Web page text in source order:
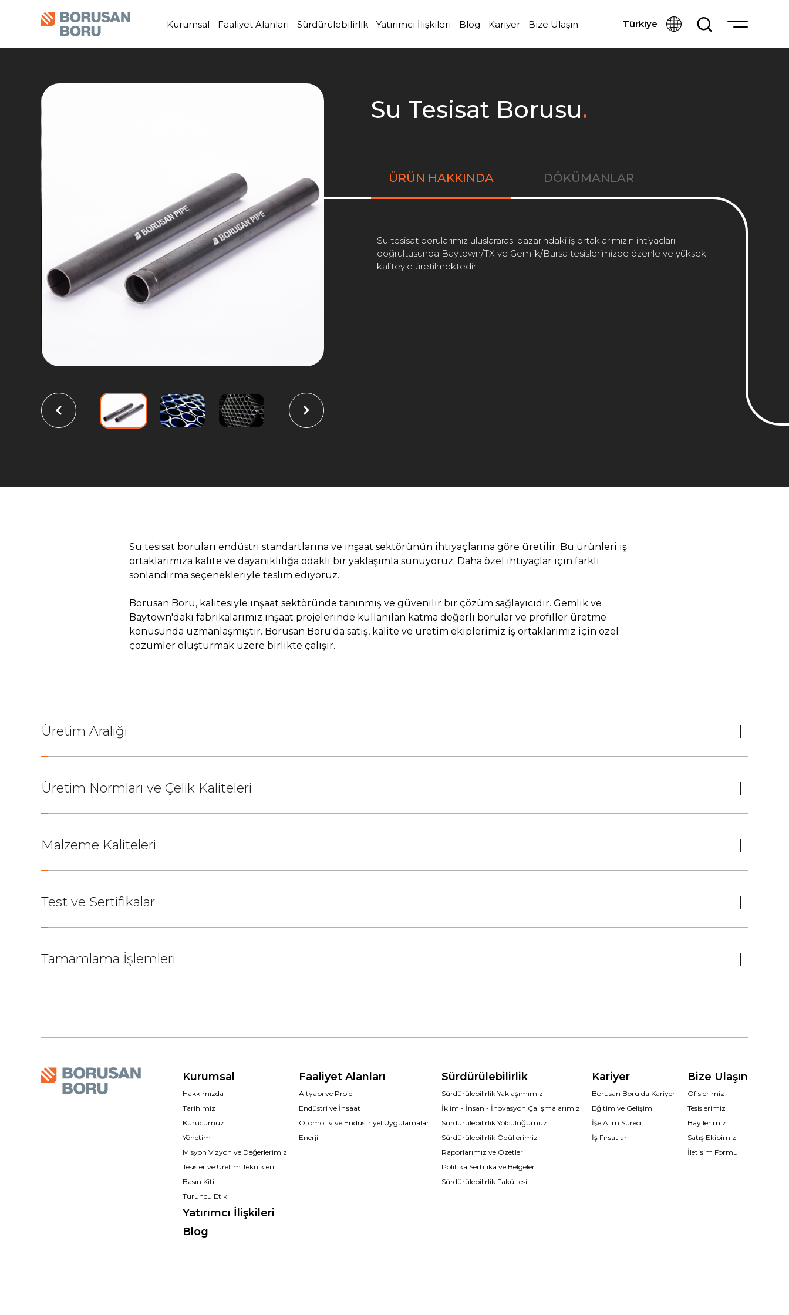
Kurumsal Faaliyet Alanları Sürdürülebilirlik Yatırımcı İlişkileri Blog Kariyer Bize Ulaşın Türkiye
Su Tesisat Borusu.
ÜRÜN HAKKINDA DÖKÜMANLAR
Su tesisat borularımız uluslararası pazarındaki iş ortaklarımızın ihtiyaçları
doğrultusunda Baytown/TX ve Gemlik/Bursa tesislerimizde özenle ve yüksek
kaliteyle üretilmektedir.
Su tesisat boruları endüstri standartlarına ve inşaat sektörünün ihtiyaçlarına göre üretilir. Bu ürünleri iş
ortaklarımıza kalite ve dayanıklılığa odaklı bir yaklaşımla sunuyoruz. Daha özel ihtiyaçlar için farklı
sonlandırma seçenekleriyle teslim ediyoruz.
Borusan Boru, kalitesiyle inşaat sektöründe tanınmış ve güvenilir bir çözüm sağlayıcıdır. Gemlik ve
Baytown'daki fabrikalarımız inşaat projelerinde kullanılan katma değerli borular ve profiller üretme
konusunda uzmanlaşmıştır. Borusan Boru'da satış, kalite ve üretim ekiplerimiz iş ortaklarımız için özel
çözümler oluşturmak üzere birlikte çalışır.
Üretim Aralığı
Üretim Normları ve Çelik Kaliteleri
Malzeme Kaliteleri
Test ve Sertifikalar
Tamamlama İşlemleri
Kurumsal
Hakkımızda
Tarihimiz
Kurucumuz
Yönetim
Misyon Vizyon ve Değerlerimiz
Tesisler ve Üretim Teknikleri
Basın Kiti
Turuncu Etik
Faaliyet Alanları
Altyapı ve Proje
Endüstri ve İnşaat
Otomotiv ve Endüstriyel Uygulamalar
Enerji
Sürdürülebilirlik
Sürdürülebilirlik Yaklaşımımız
İklim - İnsan - İnovasyon Çalışmalarımız
Sürdürülebilirlik Yolculuğumuz
Sürdürülebilirlik Ödüllerimiz
Raporlarımız ve Özetleri
Politika Sertifika ve Belgeler
Sürdürülebilirlik Fakültesi
Kariyer
Borusan Boru'da Kariyer
Eğitim ve Gelişim
İşe Alım Süreci
İş Fırsatları
Bize Ulaşın
Ofislerimiz
Tesislerimiz
Bayilerimiz
Satış Ekibimiz
İletişim Formu
Yatırımcı İlişkileri
Blog